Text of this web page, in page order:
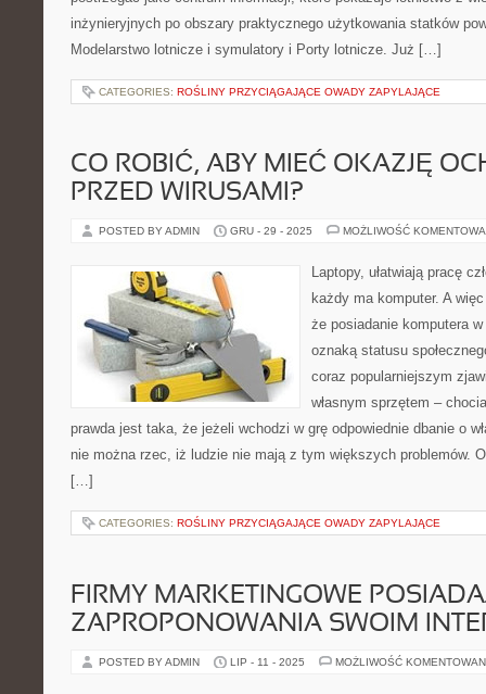
inżynieryjnych po obszary praktycznego użytkowania statków
Modelarstwo lotnicze i symulatory i Porty lotnicze. Już […]
CATEGORIES: ROŚLINY PRZYCIĄGAJĄCE OWADY ZAPYLAJĄCE
CO ROBIĆ, ABY MIEĆ OKAZJĘ
PRZED WIRUSAMI?
POSTED BY ADMIN GRU - 29 - 2025 MOŻLIWOŚĆ
Laptopy, ułatwiają pracę
każdy ma komputer. A
że posiadanie komputera
oznaką statusu
coraz popularniejszym
własnym sprzętem –
prawda jest taka, że jeżeli wchodzi w grę odpowiednie dbanie o
nie można rzec, iż ludzie nie mają z tym większych problemów.
[…]
CATEGORIES: ROŚLINY PRZYCIĄGAJĄCE OWADY ZAPYLAJĄCE
FIRMY MARKETINGOWE
ZAPROPONOWANIA SWOIM
POSTED BY ADMIN LIP - 11 - 2025 MOŻLIWOŚĆ